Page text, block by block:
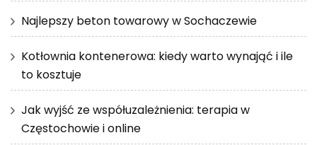
Najlepszy beton towarowy w Sochaczewie
Kotłownia kontenerowa: kiedy warto wynająć i ile
to kosztuje
Jak wyjść ze współuzależnienia: terapia w
Częstochowie i online